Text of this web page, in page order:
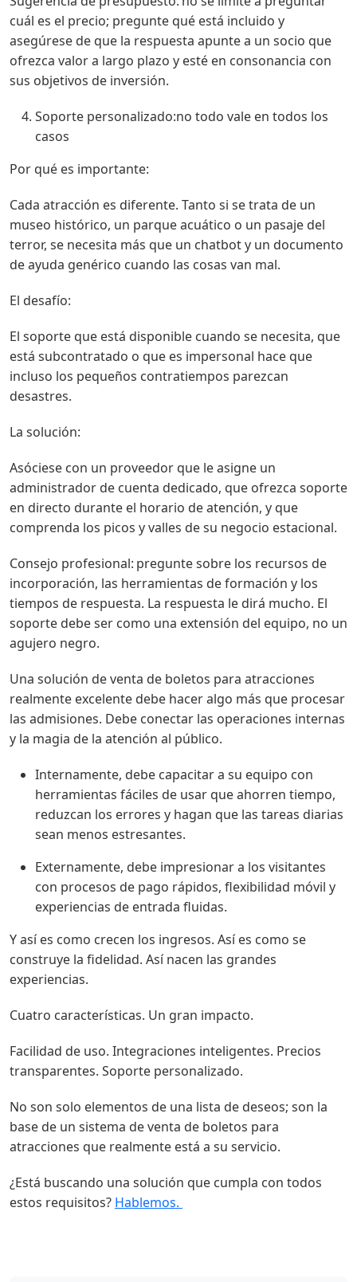
cuál es el precio; pregunte qué está incluido y
asegúrese de que la respuesta apunte a un socio que
ofrezca valor a largo plazo y esté en consonancia con
sus objetivos de inversión.
Soporte personalizado:no todo vale en todos los
casos
Por qué es importante:
Cada atracción es diferente. Tanto si se trata de un
museo histórico, un parque acuático o un pasaje del
terror, se necesita más que un chatbot y un documento
de ayuda genérico cuando las cosas van mal.
El desafío:
El soporte que está disponible cuando se necesita, que
está subcontratado o que es impersonal hace que
incluso los pequeños contratiempos parezcan
desastres.
La solución:
Asóciese con un proveedor que le asigne un
administrador de cuenta dedicado, que ofrezca soporte
en directo durante el horario de atención, y que
comprenda los picos y valles de su negocio estacional.
Consejo profesional: pregunte sobre los recursos de
incorporación, las herramientas de formación y los
tiempos de respuesta. La respuesta le dirá mucho. El
soporte debe ser como una extensión del equipo, no un
agujero negro.
Una solución de venta de boletos para atracciones
realmente excelente debe hacer algo más que procesar
las admisiones. Debe conectar las operaciones internas
y la magia de la atención al público.
Internamente, debe capacitar a su equipo con
herramientas fáciles de usar que ahorren tiempo,
reduzcan los errores y hagan que las tareas diarias
sean menos estresantes.
Externamente, debe impresionar a los visitantes
con procesos de pago rápidos, flexibilidad móvil y
experiencias de entrada fluidas.
Y así es como crecen los ingresos. Así es como se
construye la fidelidad. Así nacen las grandes
experiencias.
Cuatro características. Un gran impacto.
Facilidad de uso. Integraciones inteligentes. Precios
transparentes. Soporte personalizado.
No son solo elementos de una lista de deseos; son la
base de un sistema de venta de boletos para
atracciones que realmente está a su servicio.
¿Está buscando una solución que cumpla con todos
estos requisitos? Hablemos.